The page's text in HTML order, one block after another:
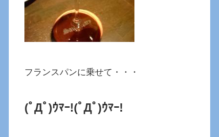
フランスパンに乗せて・・・
(ﾟДﾟ)ｳﾏｰ!(ﾟДﾟ)ｳﾏｰ!